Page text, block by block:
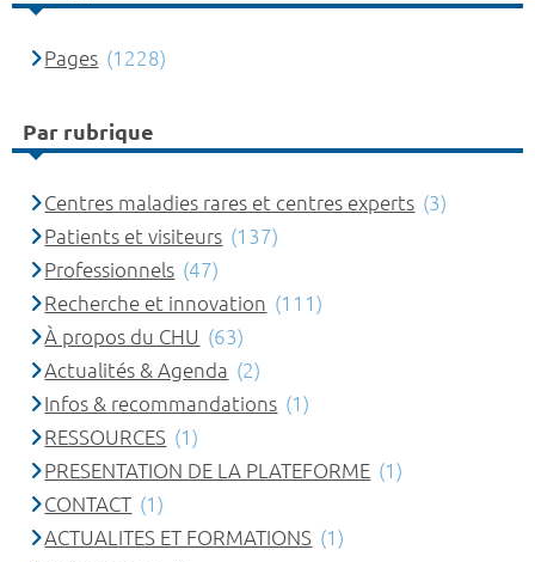
Pages (1228)
Par rubrique
Centres maladies rares et centres experts (3)
Patients et visiteurs (137)
Professionnels (47)
Recherche et innovation (111)
À propos du CHU (63)
Actualités & Agenda (2)
Infos & recommandations (1)
RESSOURCES (1)
PRESENTATION DE LA PLATEFORME (1)
CONTACT (1)
ACTUALITES ET FORMATIONS (1)